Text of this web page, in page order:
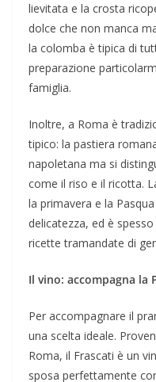
lievitata e la crosta
dolce che non manca
la colomba è tipica di
preparazione
famiglia.
Inoltre, a Roma è
tipico: la pastiera
napoletana ma si
come il riso e il ricotta.
la primavera e la
delicatezza, ed è
ricette tramandate di
Il vino: accompagna la
Per accompagnare il
una scelta ideale.
Roma, il Frascati è un
sposa perfettamente